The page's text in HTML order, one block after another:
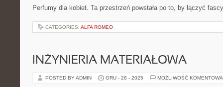
Perfumy dla kobiet. Ta przestrzeń powstała po to, by łączyć
CATEGORIES: ALFA ROMEO
INŻYNIERIA MATERIAŁOWA
POSTED BY ADMIN GRU - 28 - 2025 MOŻLIWOŚĆ